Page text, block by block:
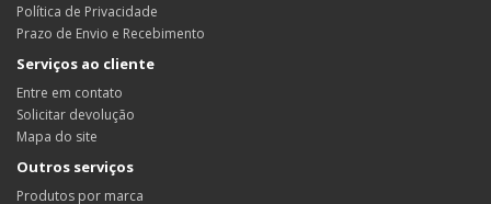
Política de Privacidade
Prazo de Envio e Recebimento
Serviços ao cliente
Entre em contato
Solicitar devolução
Mapa do site
Outros serviços
Produtos por marca